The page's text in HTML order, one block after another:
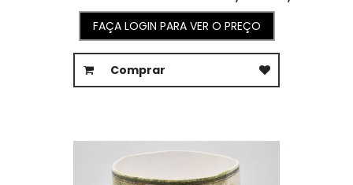
FAÇA LOGIN PARA VER O PREÇO
Comprar